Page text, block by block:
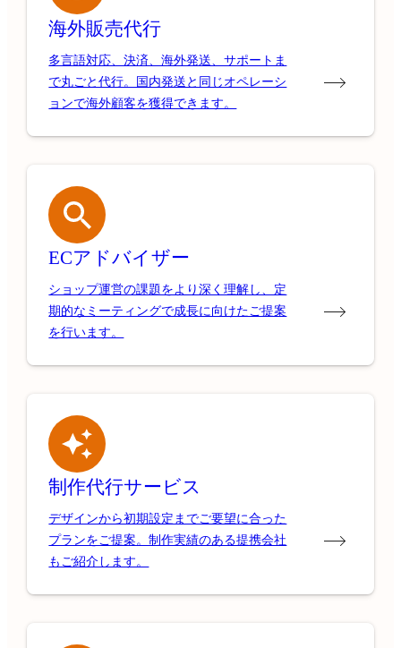
海外販売代行
多言語対応、決済、海外発送、サポートま
で丸ごと代行。国内発送と同じオペレーシ
ョンで海外顧客を獲得できます。
ECアドバイザー
ショップ運営の課題をより深く理解し、定
期的なミーティングで成長に向けたご提案
を行います。
制作代行サービス
デザインから初期設定までご要望に合った
プランをご提案。制作実績のある提携会社
もご紹介します。